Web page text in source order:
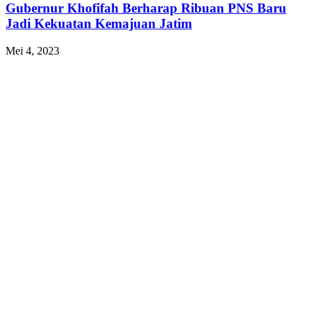
Gubernur Khofifah Berharap Ribuan PNS Baru
Jadi Kekuatan Kemajuan Jatim
Mei 4, 2023